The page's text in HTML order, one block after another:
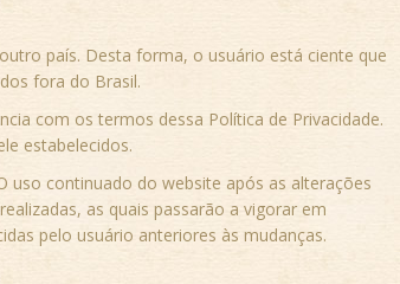
país. Desta forma, o usuário está ciente que
fora do Brasil.
com os termos dessa Política de Privacidade.
estabelecidos.
uso continuado do website após as alterações
as quais passarão a vigorar em
pelo usuário anteriores às mudanças.